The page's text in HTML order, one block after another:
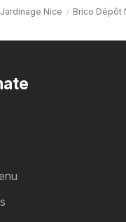
Nice Brico Dépôt